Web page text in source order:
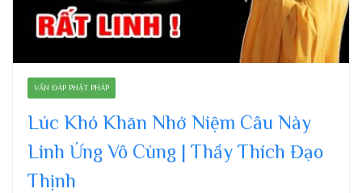
VẤN ĐÁP PHẬT PHÁP
Lúc Khó Khăn Nhớ Niệm Câu Này
Linh Ứng Vô Cùng | Thầy Thích Đạo
Thịnh